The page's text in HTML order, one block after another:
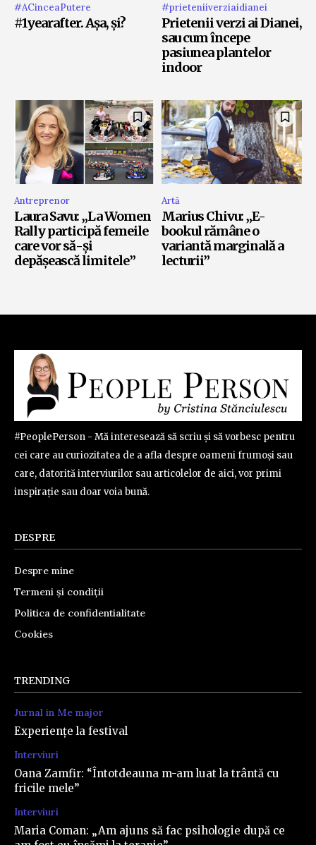
#ACinceaPutere
#1yearafter. Așa, și?
#prieteniiverziaidianei
Prietenii verzi ai Dianei,
sau cum începe
pasiunea plantelor
indoor
Antreprenor
Laura Savu: „La Women
Rally participă femeile
care vor să-și
depășească limitele”
Artă
Marius Chivu: „E-
bookul rămâne o
variantă marginală a
lecturii”
#PeoplePerson - Mă interesează să scriu și să vorbesc pentru
cei care au curiozitatea de a afla despre oameni frumoși sau
care, datorită interviurilor sau articolelor de aici, vor primi
inspirație sau doar voia bună.
DESPRE
Despre mine
Termeni și condiții
Politica de confidentialitate
Cookies
TRENDING
Jurnal in Me major
Experiențe la festival
Interviuri
Oana Zamfir: “Întotdeauna m-am luat la trântă cu
fricile mele”
Interviuri
Maria Coman: „Am ajuns să fac psihologie după ce